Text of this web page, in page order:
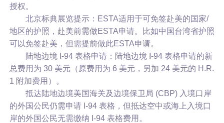
授权。
北京标典展览提示：ESTA适用于可免签赴美的国家/
地区的护照，赴美前需做ESTA申请。比如中国台湾省护照
可以免签赴美，但需提前做此ESTA申请。
陆地边境 I-94 表格申请：陆地边境 I-94 表格申请的新
总费用为 30 美元（原费用为 6 美元，另加 24 美元的 H.R.
1 附加费用）。
抵达陆地边境美国海关及边境保卫局 (CBP) 入境口岸
的外国公民仍需申请 I-94 表格，但抵达空中或海上入境口
岸的外国公民无需缴纳 I-94 表格费用。